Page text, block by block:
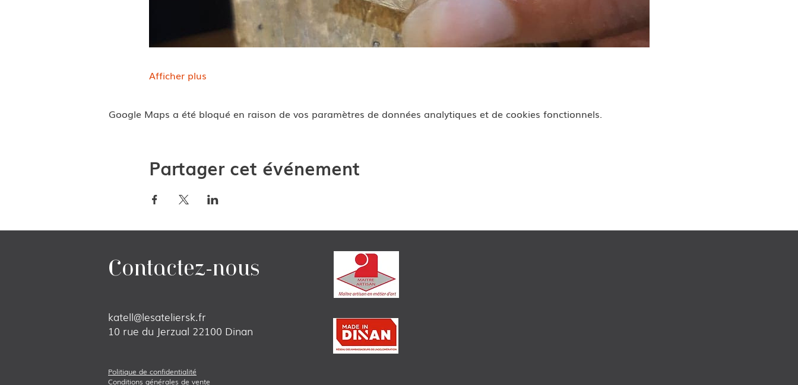
Afficher plus
Google Maps a été bloqué en raison de vos paramètres de données analytiques et de cookies fonctionnels.
Partager cet événement
Contactez-nous
katell@lesateliersk.fr
10 rue du Jerzual 22100 Dinan
Politique de confidentialité
Conditions générales de vente